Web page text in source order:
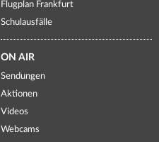
Flugplan Frankfurt
Schulausfälle
ON AIR
Sendungen
Aktionen
Videos
Webcams